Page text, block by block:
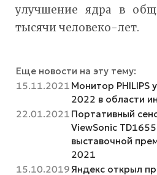
улучшение ядра в
тысячи человеко-лет.
Еще новости на эту тему:
15.11.2021 Монитор PHILIPS
2022 в области
22.01.2021 Портативный
ViewSonic
выставочной
2021
15.10.2019Яндекс открыл